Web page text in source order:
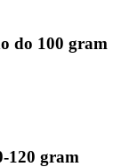
do 100 gram
120 gram